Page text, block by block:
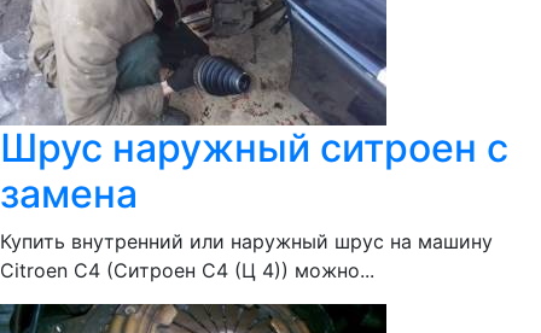
Шрус наружный ситроен с
замена
Купить внутренний или наружный шрус на машину
Citroen С4 (Ситроен С4 (Ц 4)) можно...